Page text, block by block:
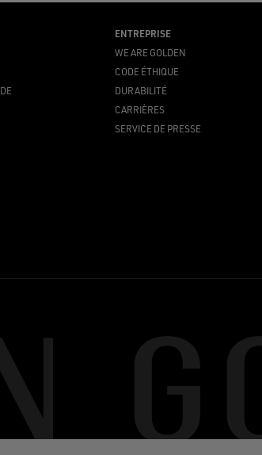
ENTREPRISE
WE ARE GOLDEN
CODE ÉTHIQUE
DURABILITÉ
CARRIÈRES
SERVICE DE PRESSE